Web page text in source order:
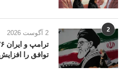
2 2 آگوست 2026
توافق را